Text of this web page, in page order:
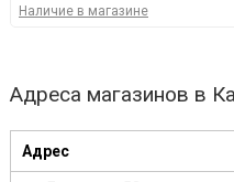
Наличие в магазине
Адреса магазинов в
Адрес